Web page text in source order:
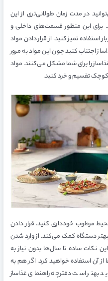
در مدت زمان طولانی‌تری از این
برای این منظور قسمت‌های داخلی و
استفاده تمیز کنید. از قرار دادن مواد
اجتناب کنید چون این مواد به مرور
را برای شما مشکل می‌کنند. مواد
کوچک تقسیم و خرد کنید.
مرطوب خودداری کنید. قرار دادن
دستگاه کمک می‌کند. از وارد شدن
نکات ساده تا سال‌ها بدون نیاز به
آن استفاده خواهید کرد. اگر هم به
بهتر است دفترچه راهنمای غذاساز